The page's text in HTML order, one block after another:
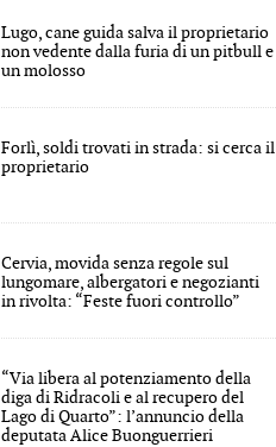
Lugo, cane guida salva il proprietario
non vedente dalla furia di un pitbull e
un molosso
Forlì, soldi trovati in strada: si cerca il
proprietario
Cervia, movida senza regole sul
lungomare, albergatori e negozianti
in rivolta: “Feste fuori controllo”
“Via libera al potenziamento della
diga di Ridracoli e al recupero del
Lago di Quarto”: l’annuncio della
deputata Alice Buonguerrieri